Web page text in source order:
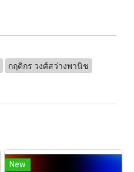
กฤดิกร วงศ์สว่างพานิช
New